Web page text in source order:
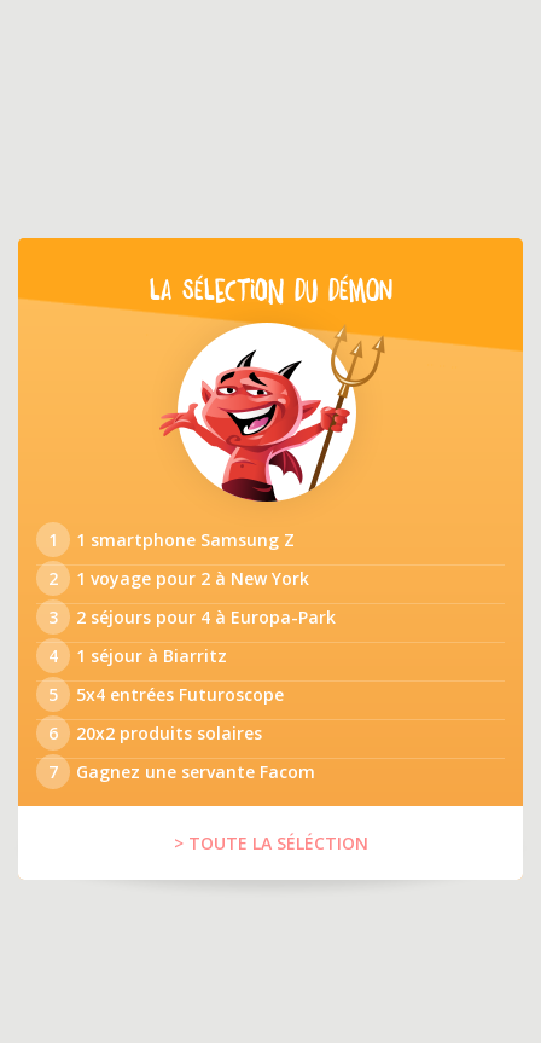
LA SÉLECTION DU DÉMON
1
1 smartphone Samsung Z
2
1 voyage pour 2 à New York
3
2 séjours pour 4 à Europa-Park
4
1 séjour à Biarritz
5
5x4 entrées Futuroscope
6
20x2 produits solaires
7
Gagnez une servante Facom
> TOUTE LA SÉLÉCTION